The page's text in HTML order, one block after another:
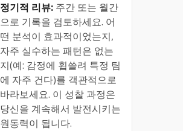
정기적 리뷰: 주간 또는 월간
으로 기록을 검토하세요. 어
떤 분석이 효과적이었는지,
자주 실수하는 패턴은 없는
지(예: 감정에 휩쓸려 특정 팀
에 자주 건다)를 객관적으로
바라보세요. 이 성찰 과정은
당신을 계속해서 발전시키는
원동력이 됩니다.